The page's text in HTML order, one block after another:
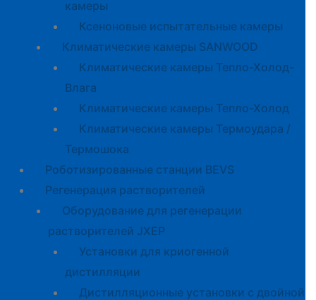
камеры
Ксеноновые испытательные камеры
Климатические камеры SANWOOD
Климатические камеры Тепло-Холод-
Влага
Климатические камеры Тепло-Холод
Климатические камеры Термоудара /
Термошока
Роботизированные станции BEVS
Регенерация растворителей
Оборудование для регенерации
растворителей JXEP
Установки для криогенной
дистилляции
Дистилляционные установки с двойной